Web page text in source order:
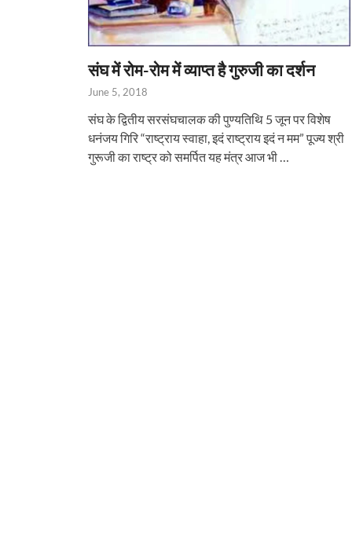
संघ में रोम-रोम में व्याप्त है गुरुजी का दर्शन
June 5, 2018
संघ के द्वितीय सरसंघचालक की पुण्यतिथि 5 जून पर विशेष
धनंजय गिरि “राष्ट्राय स्वाहा, इदं राष्ट्राय इदं न मम” पूज्‍य श्री
गुरूजी का राष्‍ट्र को समर्पित यह मंत्र आज भी …